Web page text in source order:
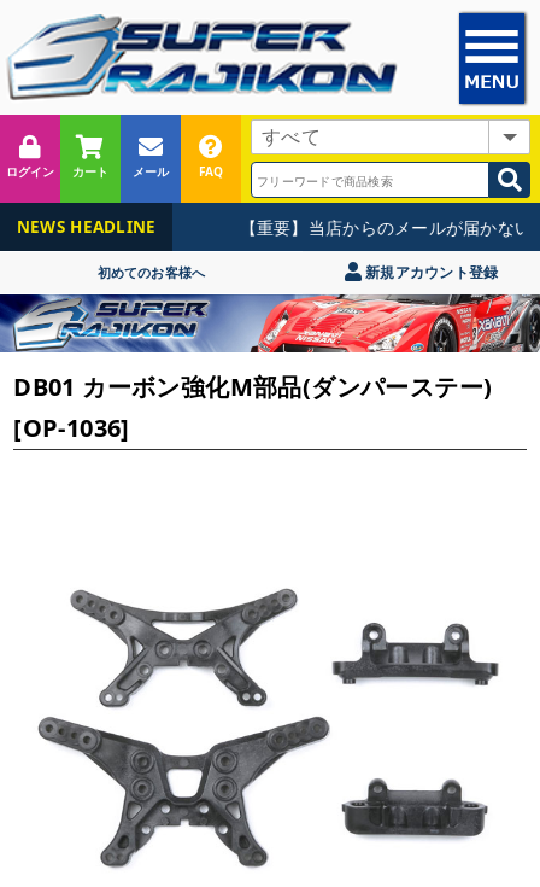
ログイン カート メール FAQ
NEWS HEADLINE 【重要】当店からのメールが届かない
初めてのお客様へ 新規アカウント登録
DB01 カーボン強化M部品(ダンパーステー)
[OP-1036]